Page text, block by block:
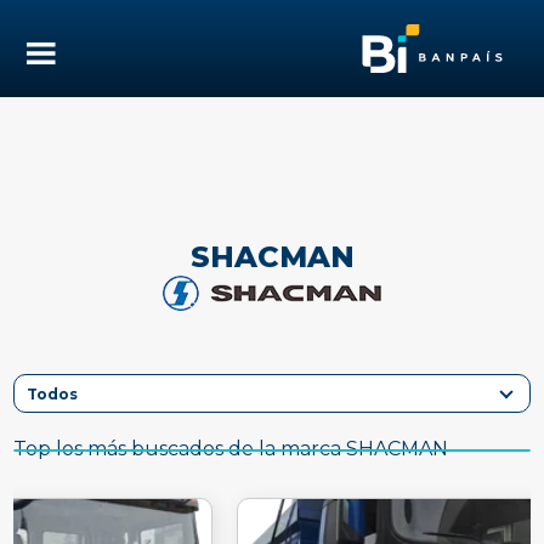
SHACMAN
Top los más buscados de la marca SHACMAN